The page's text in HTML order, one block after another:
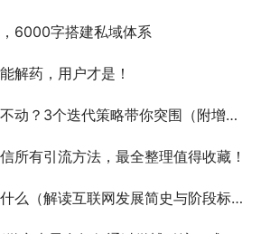
6000字搭建私域体系
解药，用户才是！
？3个迭代策略带你突围（附增长模型）
所有引流方法，最全整理值得收藏！
（解读互联网发展简史与阶段标志）